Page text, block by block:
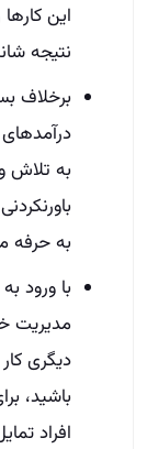
این
نتیجه
برخلاف
به تلاش
به حرفه
با ورود
مدیریت
دیگری
باشید،
افراد